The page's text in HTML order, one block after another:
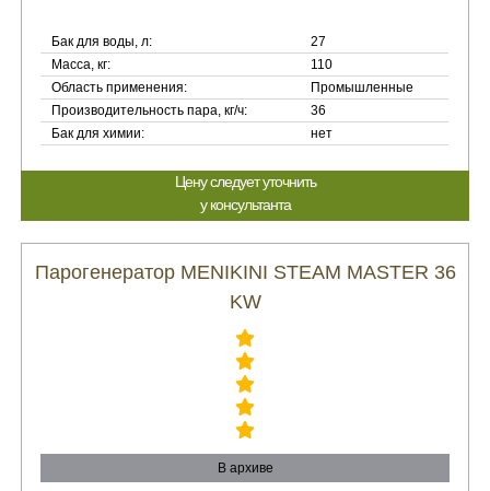
Бак для воды, л:
27
Масса, кг:
110
Область применения:
Промышленные
Производительность пара, кг/ч:
36
Бак для химии:
нет
Цену следует уточнить
у консультанта
Парогенератор MENIKINI STEAM MASTER 36
KW
В архиве